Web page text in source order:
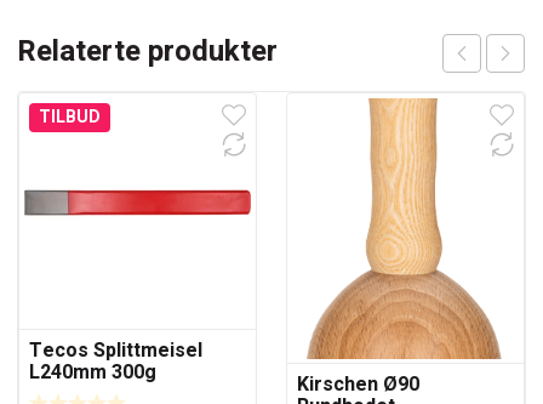
Relaterte produkter
TILBUD
Tecos Splittmeisel
L240mm 300g Kirschen Ø90